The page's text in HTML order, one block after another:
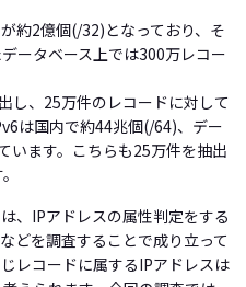
約2億個(/32)となっており、そ
ータベース上では300万レコー
し、25万件のレコードに対して
は国内で約44兆個(/64)、デー
います。こちらも25万件を抽出
、IPアドレスの属性判定をする
どを調査することで成り立って
レコードに属するIPアドレスは